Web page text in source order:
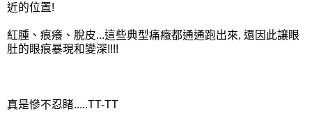
近的位置!
紅腫、痕癢、脫皮...這些典型痛癥都通通跑出來, 還因此讓眼
肚的眼痕暴現和變深!!!!
真是慘不忍睹.....TT-TT